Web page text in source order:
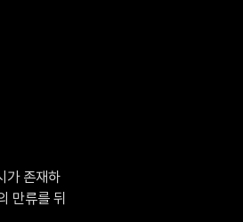
가 존재하
만류를 뒤